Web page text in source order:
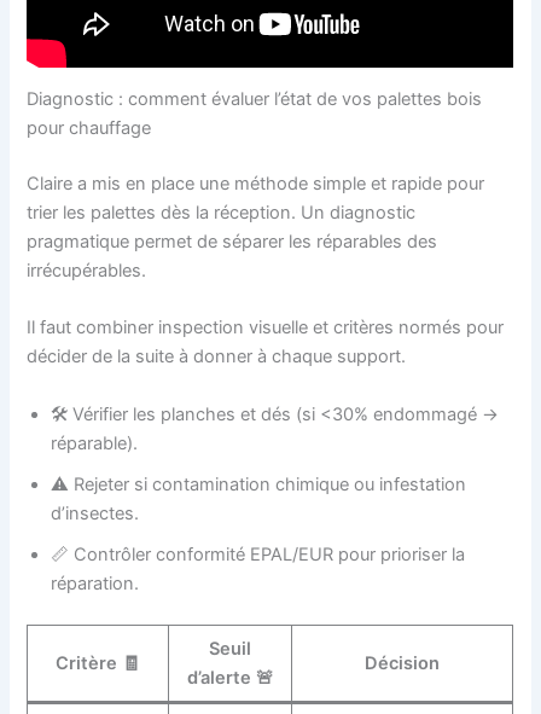
Diagnostic : comment évaluer l’état de vos palettes bois
pour chauffage
Claire a mis en place une méthode simple et rapide pour
trier les palettes dès la réception. Un diagnostic
pragmatique permet de séparer les réparables des
irrécupérables.
Il faut combiner inspection visuelle et critères normés pour
décider de la suite à donner à chaque support.
🛠️ Vérifier les planches et dés (si <30% endommagé →
réparable).
⚠️ Rejeter si contamination chimique ou infestation
d’insectes.
📏 Contrôler conformité EPAL/EUR pour prioriser la
réparation.
Critère 🧾
Seuil
d’alerte 🚨
Décision